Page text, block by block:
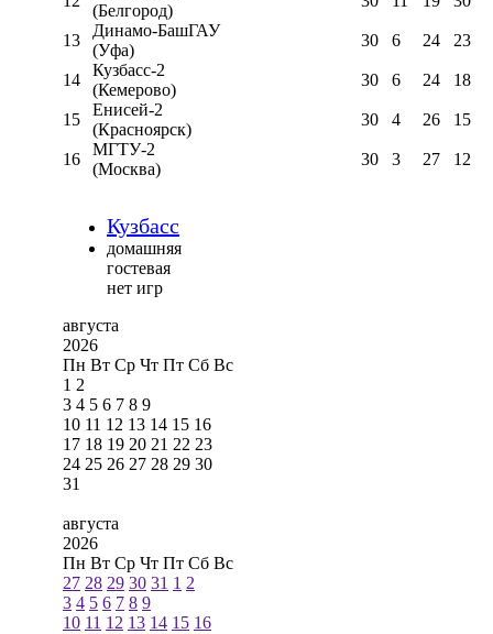
(Белгород)
13
Динамо-БашГАУ
(Уфа)
30 6 24 23
14
Кузбасс-2
(Кемерово)
30 6 24 18
15
Енисей-2
(Красноярск)
30 4 26 15
16
МГТУ-2
(Москва)
30 3 27 12
Кузбасс
домашняя
гостевая
нет игр
августа
2026
Пн Вт Ср Чт Пт Сб Вс
1 2
3 4 5 6 7 8 9
10 11 12 13 14 15 16
17 18 19 20 21 22 23
24 25 26 27 28 29 30
31
августа
2026
Пн Вт Ср Чт Пт Сб Вс
27 28 29 30 31 1 2
3 4 5 6 7 8 9
10 11 12 13 14 15 16